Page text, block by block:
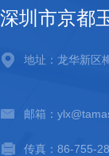
深圳市京都
地址：龙华新区
邮箱：
传真：86-755-